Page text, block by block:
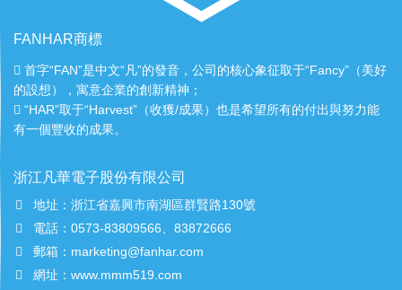
FANHAR商標
首字“FAN”是中文“凡”的發音，公司的核心象征取于“Fancy”（美好
的設想），寓意企業的創新精神；
“HAR”取于“Harvest”（收獲/成果）也是希望所有的付出與努力能
有一個豐收的成果。
浙江凡華電子股份有限公司
地址：浙江省嘉興市南湖區群賢路130號
電話：0573-83809566、83872666
郵箱：marketing@fanhar.com
網址：www.mmm519.com